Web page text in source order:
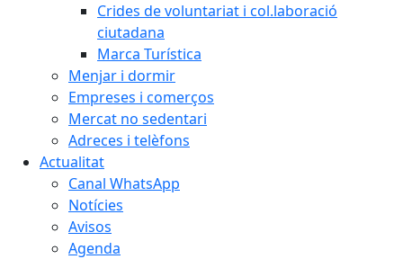
Crides de voluntariat i col.laboració
ciutadana
Marca Turística
Menjar i dormir
Empreses i comerços
Mercat no sedentari
Adreces i telèfons
Actualitat
Canal WhatsApp
Notícies
Avisos
Agenda